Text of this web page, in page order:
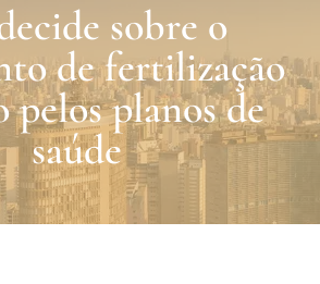
sobre o
de fertilização
planos de
saúde